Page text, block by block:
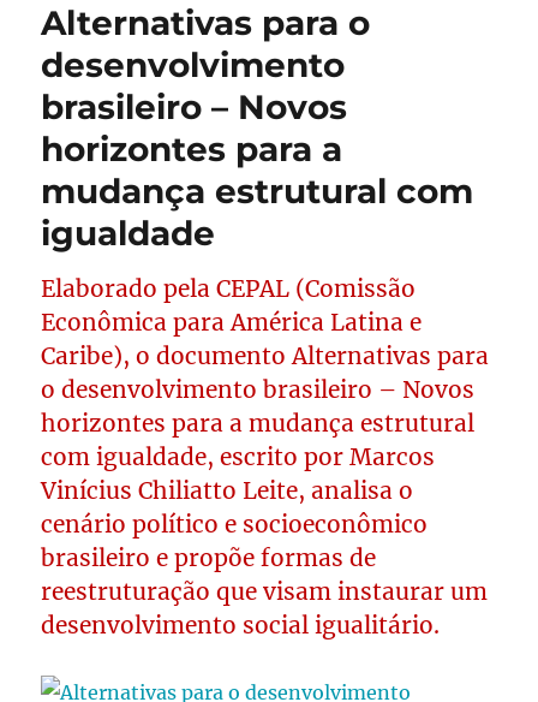
Alternativas para o
desenvolvimento
brasileiro – Novos
horizontes para a
mudança estrutural com
igualdade
Elaborado pela CEPAL (Comissão
Econômica para América Latina e
Caribe), o documento Alternativas para
o desenvolvimento brasileiro – Novos
horizontes para a mudança estrutural
com igualdade, escrito por Marcos
Vinícius Chiliatto Leite, analisa o
cenário político e socioeconômico
brasileiro e propõe formas de
reestruturação que visam instaurar um
desenvolvimento social igualitário.